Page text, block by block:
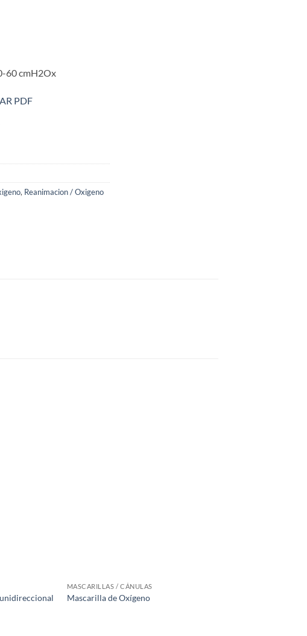
60 cmH2Ox
PDF
, Reanimacion / Oxigeno
MASCARILLAS / CÁNULAS
Mascarilla de Oxígeno